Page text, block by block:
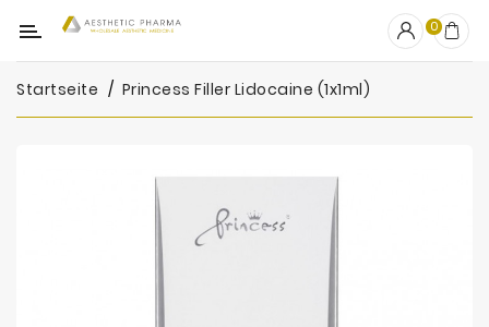
Kategorie
OUTLET
0
Startseite Princess Filler Lidocaine (1x1ml)